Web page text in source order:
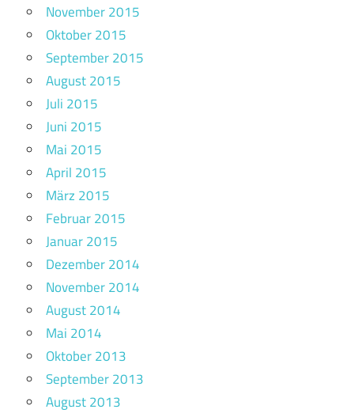
November 2015
Oktober 2015
September 2015
August 2015
Juli 2015
Juni 2015
Mai 2015
April 2015
März 2015
Februar 2015
Januar 2015
Dezember 2014
November 2014
August 2014
Mai 2014
Oktober 2013
September 2013
August 2013